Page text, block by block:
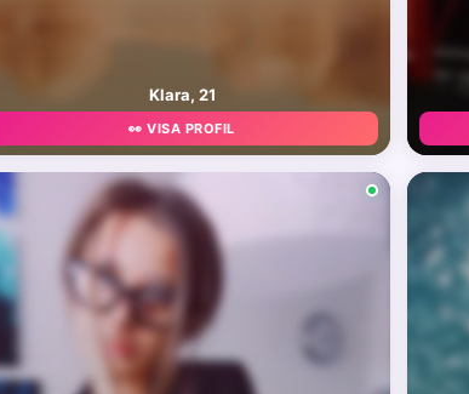
Klara, 21
👀 VISA PROFIL